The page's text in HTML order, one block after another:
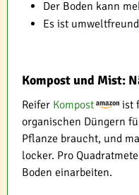
Der Boden kann
Es ist
Kompost und Mist:
Reifer Kompost
ist
organischen Düngern
Pflanze braucht, und
locker. Pro
Boden einarbeiten.